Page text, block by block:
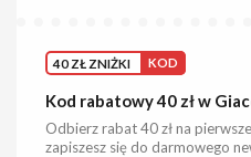
40 ZŁ ZNIŻKI KOD
Kod rabatowy 40 zł w
Odbierz rabat 40 zł na
zapiszesz się do darmowego